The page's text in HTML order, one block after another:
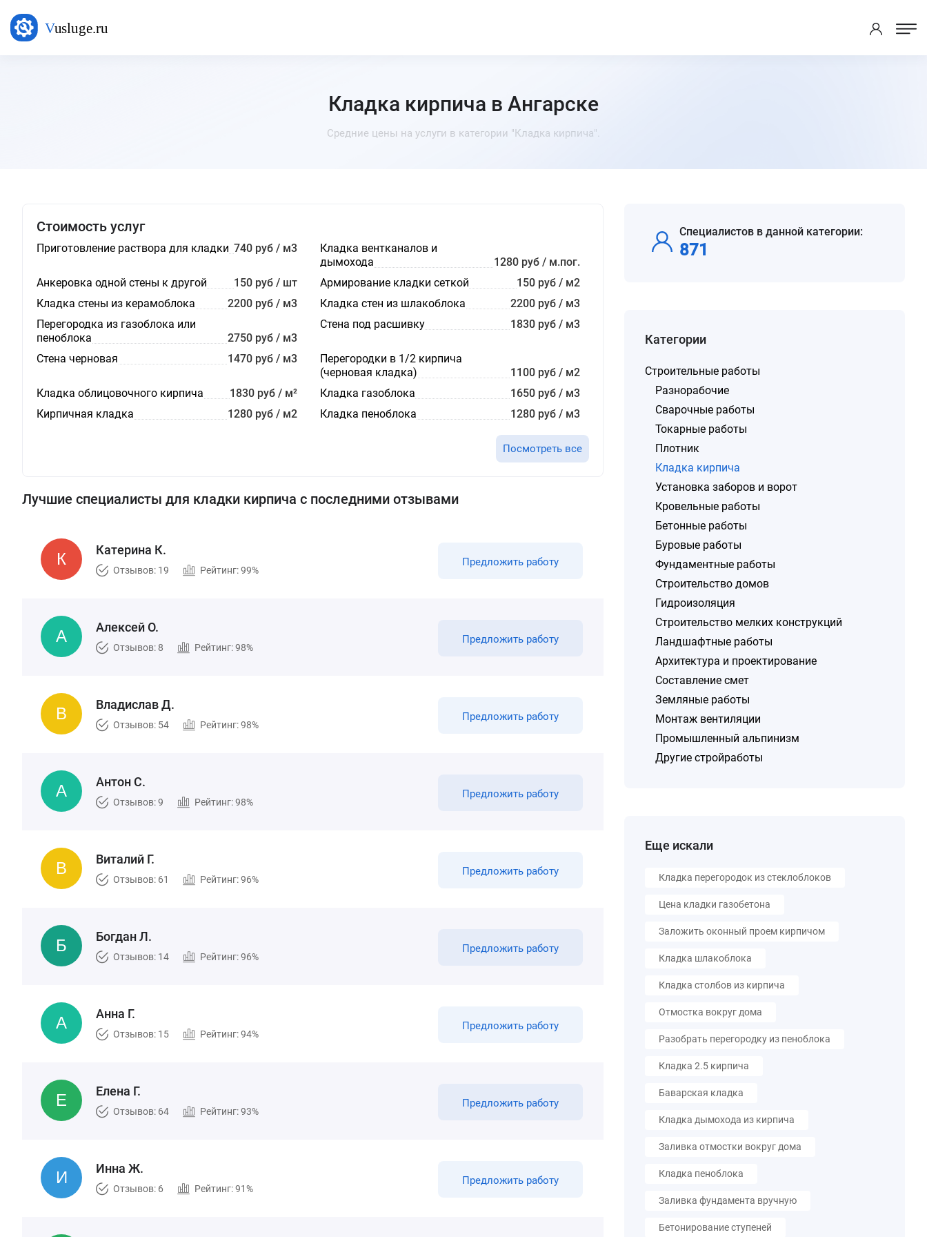
Кладка кирпича в Ангарске
Средние цены на услуги в категории "Кладка кирпича".
Стоимость услуг
Приготовление раствора для кладки 740 руб / м3
Кладка вентканалов и
дымохода
1280 руб / м.пог.
Анкеровка одной стены к другой
150 руб / шт Армирование кладки сеткой
150 руб / м2
Кладка стены из керамоблока
2200 руб / м3 Кладка стен из шлакоблока
2200 руб / м3
Перегородка из газоблока или
пеноблока
2750 руб / м3
Стена под расшивку 1830 руб / м3
Стена черновая 1470 руб / м3
Перегородки в 1/2 кирпича
(черновая кладка)
1100 руб / м2
Кладка облицовочного кирпича
1830 руб / м² Кладка газоблока
1650 руб / м3
Кирпичная кладка
1280 руб / м2 Кладка пеноблока 1280 руб / м3
Посмотреть все
Лучшие специалисты для кладки кирпича с последними отзывами
Катерина К.
Отзывов: 19 Рейтинг: 99%
Предложить работу
Алексей О.
Отзывов: 8 Рейтинг: 98%
Предложить работу
Владислав Д.
Отзывов: 54 Рейтинг: 98%
Предложить работу
Антон С.
Отзывов: 9 Рейтинг: 98%
Предложить работу
Виталий Г.
Отзывов: 61 Рейтинг: 96%
Предложить работу
Богдан Л.
Отзывов: 14 Рейтинг: 96%
Предложить работу
Анна Г.
Отзывов: 15 Рейтинг: 94%
Предложить работу
Елена Г.
Отзывов: 64 Рейтинг: 93%
Предложить работу
Инна Ж.
Отзывов: 6 Рейтинг: 91%
Предложить работу
Специалистов в данной категории:
871
Категории
Строительные работы
Разнорабочие
Сварочные работы
Токарные работы
Плотник
Кладка кирпича
Установка заборов и ворот
Кровельные работы
Бетонные работы
Буровые работы
Фундаментные работы
Строительство домов
Гидроизоляция
Строительство мелких конструкций
Ландшафтные работы
Архитектура и проектирование
Составление смет
Земляные работы
Монтаж вентиляции
Промышленный альпинизм
Другие стройработы
Еще искали
Кладка перегородок из стеклоблоков
Цена кладки газобетона
Заложить оконный проем кирпичом
Кладка шлакоблока
Кладка столбов из кирпича
Отмостка вокруг дома
Разобрать перегородку из пеноблока
Кладка 2.5 кирпича
Баварская кладка
Кладка дымохода из кирпича
Заливка отмостки вокруг дома
Кладка пеноблока
Заливка фундамента вручную
Бетонирование ступеней